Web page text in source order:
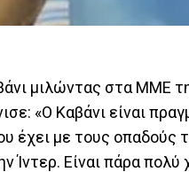
μιλώντας στα ΜΜΕ
«Ο Καβάνι είναι
έχει με τους
Ίντερ. Είναι πάρα